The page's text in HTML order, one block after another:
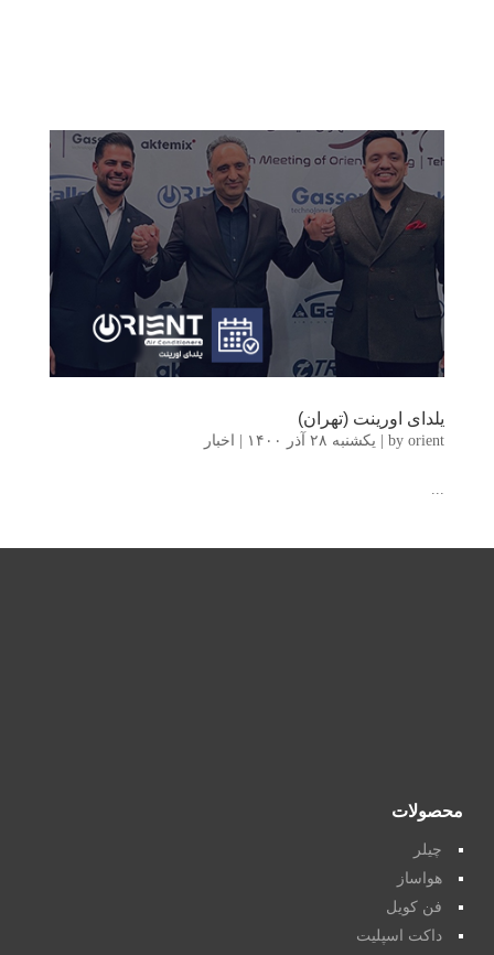
یلدای اورینت (تهران)
byorient
| یکشنبه ۲۸ آذر ۱۴۰۰ اخبار
محصولات
چیلر
هواساز
فن کویل
داکت اسپلیت